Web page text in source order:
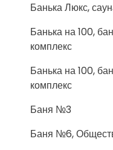
Банька Люкс,
Банька на 100,
комплекс
Банька на 100,
комплекс
Баня №3
Баня №6,